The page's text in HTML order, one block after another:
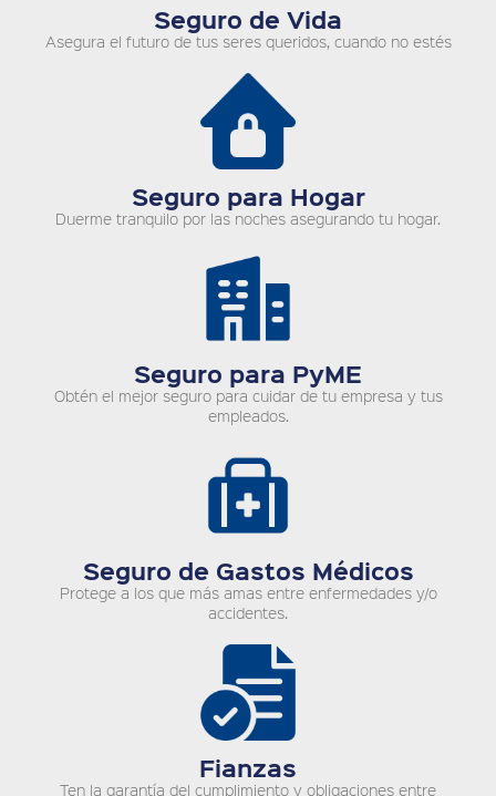
Seguro de Vida
Asegura el futuro de tus seres queridos, cuando no estés
Seguro para Hogar
Duerme tranquilo por las noches asegurando tu hogar.
Seguro para PyME
Obtén el mejor seguro para cuidar de tu empresa y tus
empleados.
Seguro de Gastos Médicos
Protege a los que más amas entre enfermedades y/o
accidentes.
Fianzas
Ten la garantía del cumplimiento y obligaciones entre